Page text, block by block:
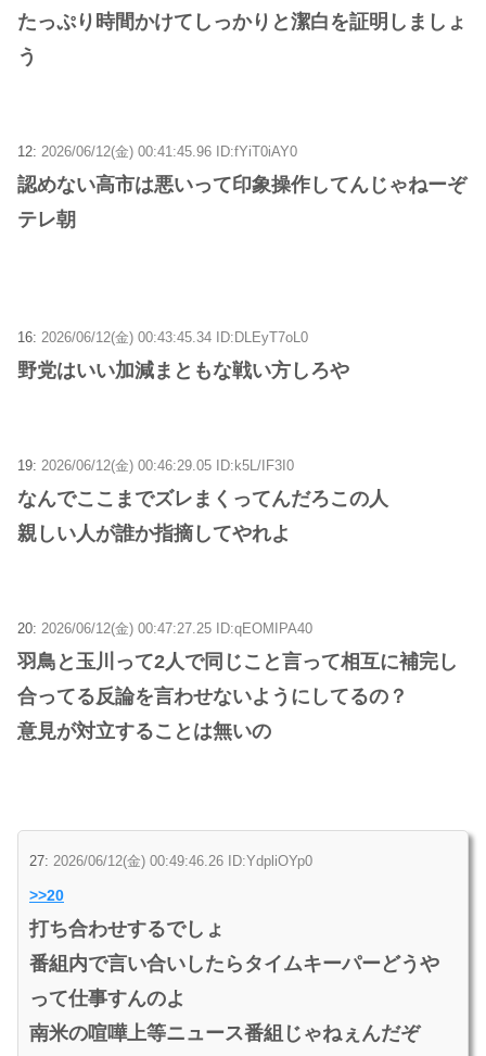
たっぷり時間かけてしっかりと潔白を証明しましょ
う
12: 2026/06/12(金) 00:41:45.96 ID:fYiT0iAY0
認めない高市は悪いって印象操作してんじゃねーぞ
テレ朝
16: 2026/06/12(金) 00:43:45.34 ID:DLEyT7oL0
野党はいい加減まともな戦い方しろや
19: 2026/06/12(金) 00:46:29.05 ID:k5L/IF3I0
なんでここまでズレまくってんだろこの人
親しい人が誰か指摘してやれよ
20: 2026/06/12(金) 00:47:27.25 ID:qEOMIPA40
羽鳥と玉川って2人で同じこと言って相互に補完し
合ってる反論を言わせないようにしてるの？
意見が対立することは無いの
27: 2026/06/12(金) 00:49:46.26 ID:YdpliOYp0
>>20
打ち合わせするでしょ
番組内で言い合いしたらタイムキーパーどうや
って仕事すんのよ
南米の喧嘩上等ニュース番組じゃねぇんだぞ